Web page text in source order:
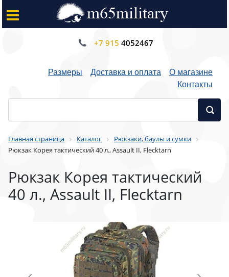
+7 915 4052467
Размеры Доставка и оплата
О магазине
Контакты
Главная страница Каталог
Рюкзаки, баулы и сумки
Рюкзак Корея тактический 40 л., Assault II, Flecktarn
Рюкзак Корея тактический
40 л., Assault II, Flecktarn